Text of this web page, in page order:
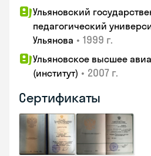
Ульяновский
педагогический
Ульянова • 1999 г.
Ульяновское высшее
(институт) • 2007 г.
Сертификаты